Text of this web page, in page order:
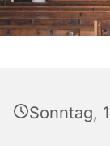
Sonntag,